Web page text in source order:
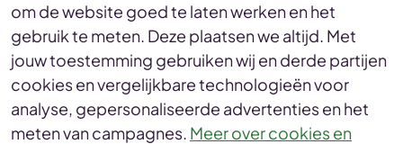
DisclaimerVoorwaarden
Privacy en cookies Statement
Toegankelijkheid Duurzaamheid
Duurzaamheidsinformatie
Duurzaamheidsprofiel
om de website goed te laten werken en het
gebruik te meten. Deze plaatsen we altijd. Met
jouw toestemming gebruiken wij en derde partijen
cookies en vergelijkbare technologieën voor
analyse, gepersonaliseerde advertenties en het
meten van campagnes. Meer over cookies en